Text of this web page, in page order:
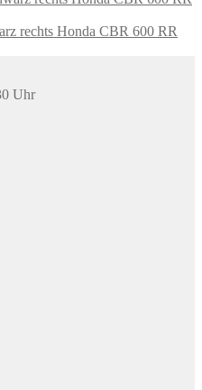
rechts Honda CBR 600 RR
Uhr